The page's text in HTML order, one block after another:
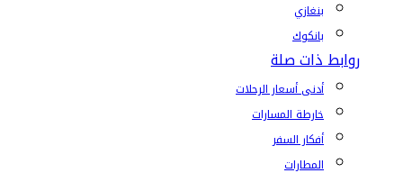
بنغازي
بانكوك
روابط ذات صلة
أدنى أسعار الرحلات
خارطة المسارات
أفكار السفر
المطارات